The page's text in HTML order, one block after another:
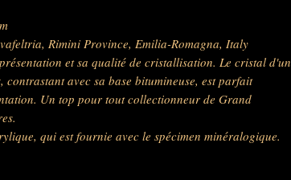
Rimini Province, Emilia-Romagna, Italy
et sa qualité de cristallisation. Le cristal d'un
contrastant avec sa base bitumineuse, est parfait
Un top pour tout collectionneur de Grand
qui est fournie avec le spécimen minéralogique.